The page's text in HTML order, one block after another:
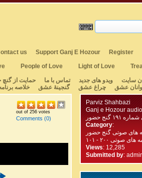
us Support Ganj E Hozour
Register
People of Love Light of Love
سایت ویدو های جدید تماس با ما حمایت از گنچ
عشق چراغ عشق گنجینهٔ عشق خلاصه
out of 256 votes
Comments (0)
Parviz Shahbazi
Ganj e Hozour
گنج حضور
Category:
های صوتی گنج حضور
Views: 12,285
Submitted by: